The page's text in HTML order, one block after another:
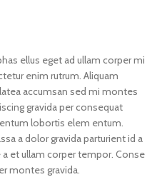
ellus eget ad ullam corper mi
enim rutrum. Aliquam
accumsan sed mi montes
gravida per consequat
lobortis elem entum.
a dolor gravida parturient id a
et ullam corper tempor. Conse
montes gravida.